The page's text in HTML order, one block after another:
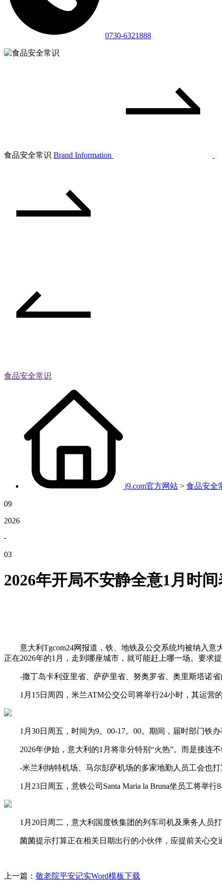
0730-6321888
食品安全常识 Brand Information
食品安全常识
j9.com官方网站 > 食品安全
09
2026
-
03
2026年开局不安静全意1月时
意大利Tgcom24网报道，铁、地铁及公交系统均被纳入意
正在2026年的1月，走到哪座城市，就可能赶上哪一场。要求
-撒丁岛卡利亚里省、萨萨里省、努奥罗省、奥里斯塔诺省
1月15日周四，米兰ATM公交公司将举行24小时，其运营
1月30日周五，时间为9。00-17。00。期间，届时部门铁办
2026年伊始，意大利的1月将非分特别“火热”。而是接连
-米兰利纳特机场、马尔彭萨机场的多家地勤人员工会也打
1月23日周五，意铁公司Santa Maria la Bruna坐员工将举行
1月20日周二，意大利国度铁集团的列车司机及乘务人员打
菌菌提示打算正在相关日期出行的小伙伴，应提前关心交
上一篇： 敬老院平安记实Word模板下载